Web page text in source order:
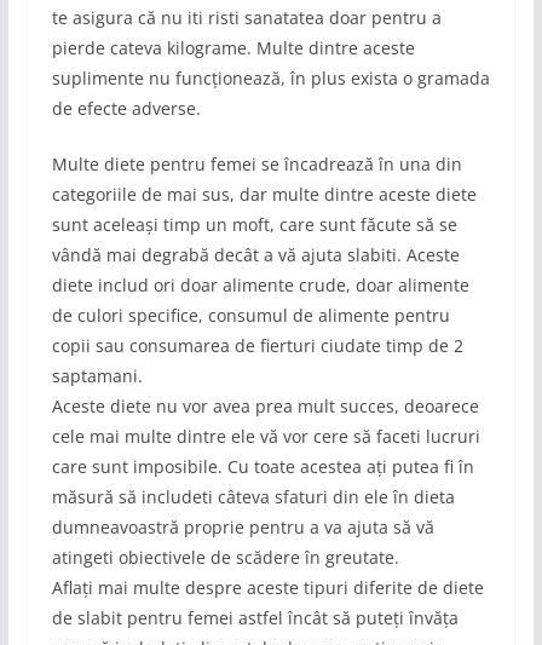
te asigura că nu iti risti sanatatea doar pentru a
pierde cateva kilograme. Multe dintre aceste
suplimente nu funcționează, în plus exista o gramada
de efecte adverse.
Multe diete pentru femei se încadrează în una din
categoriile de mai sus, dar multe dintre aceste diete
sunt aceleași timp un moft, care sunt făcute să se
vândă mai degrabă decât a vă ajuta slabiti. Aceste
diete includ ori doar alimente crude, doar alimente
de culori specifice, consumul de alimente pentru
copii sau consumarea de fierturi ciudate timp de 2
saptamani.
Aceste diete nu vor avea prea mult succes, deoarece
cele mai multe dintre ele vă vor cere să faceti lucruri
care sunt imposibile. Cu toate acestea ați putea fi în
măsură să includeti câteva sfaturi din ele în dieta
dumneavoastră proprie pentru a va ajuta să vă
atingeti obiectivele de scădere în greutate.
Aflați mai multe despre aceste tipuri diferite de diete
de slabit pentru femei astfel încât să puteți învăța